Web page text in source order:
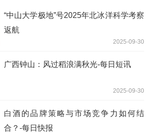
“中山大学极地”号2025年北冰洋科学考察
返航
2025-09-30
广西钟山：风过稻浪满秋光-每日短讯
2025-09-30
白酒的品牌策略与市场竞争力如何结
合？-每日快报